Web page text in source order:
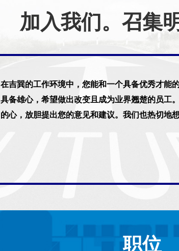
加入我们。召集
在吉巽的工作环境中，您能和一个具备优秀才能
具备雄心，希望做出改变且成为业界翘楚的员工
的心，放胆提出您的意见和建议。我们也热切地
职位